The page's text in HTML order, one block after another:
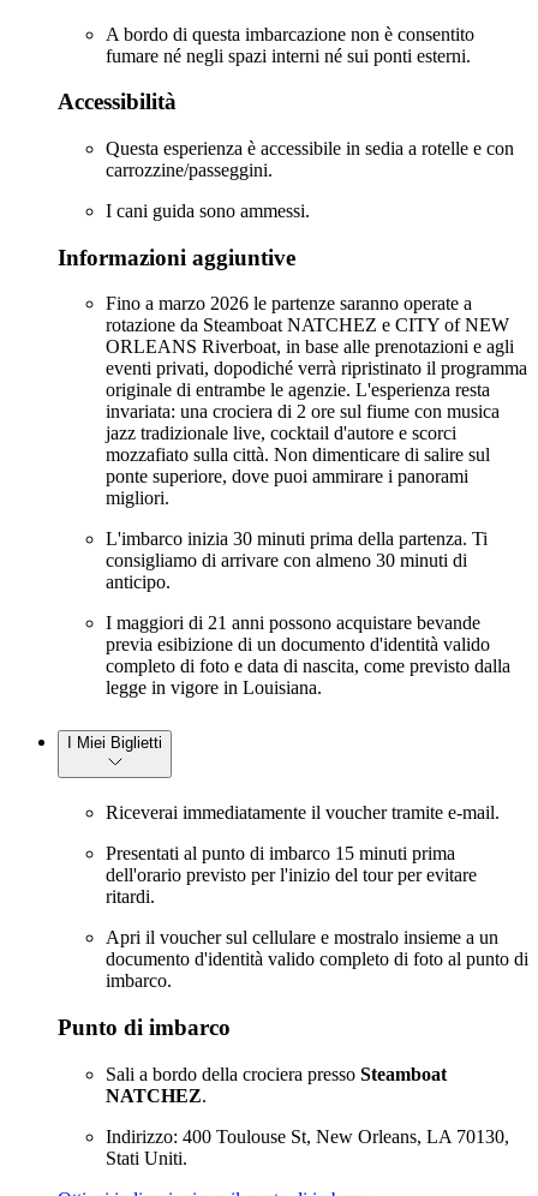
A bordo di questa imbarcazione non è consentito
fumare né negli spazi interni né sui ponti esterni.
Accessibilità
Questa esperienza è accessibile in sedia a rotelle e con
carrozzine/passeggini.
I cani guida sono ammessi.
Informazioni aggiuntive
Fino a marzo 2026 le partenze saranno operate a
rotazione da Steamboat NATCHEZ e CITY of NEW
ORLEANS Riverboat, in base alle prenotazioni e agli
eventi privati, dopodiché verrà ripristinato il programma
originale di entrambe le agenzie. L'esperienza resta
invariata: una crociera di 2 ore sul fiume con musica
jazz tradizionale live, cocktail d'autore e scorci
mozzafiato sulla città. Non dimenticare di salire sul
ponte superiore, dove puoi ammirare i panorami
migliori.
L'imbarco inizia 30 minuti prima della partenza. Ti
consigliamo di arrivare con almeno 30 minuti di
anticipo.
I maggiori di 21 anni possono acquistare bevande
previa esibizione di un documento d'identità valido
completo di foto e data di nascita, come previsto dalla
legge in vigore in Louisiana.
I Miei Biglietti
Riceverai immediatamente il voucher tramite e-mail.
Presentati al punto di imbarco 15 minuti prima
dell'orario previsto per l'inizio del tour per evitare
ritardi.
Apri il voucher sul cellulare e mostralo insieme a un
documento d'identità valido completo di foto al punto di
imbarco.
Punto di imbarco
Sali a bordo della crociera presso Steamboat
NATCHEZ.
Indirizzo: 400 Toulouse St, New Orleans, LA 70130,
Stati Uniti.